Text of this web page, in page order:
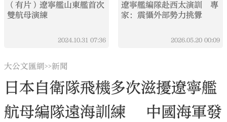
（有片）遼寧艦山東艦首次
雙航母演練
2024.10.31 07:36
遼寧艦編隊赴西太演訓 專
家：震懾外部勢力挑釁
2026.05.20 00:09
大公文匯網>>新聞
日本自衛隊飛機多次滋擾遼寧艦
航母編隊遠海訓練 中國海軍發